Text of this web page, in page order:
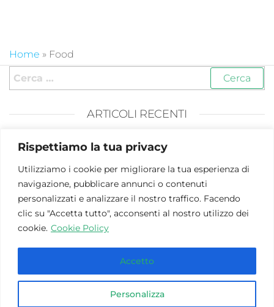
Rispettiamo la tua privacy
Utilizziamo i cookie per migliorare la tua esperienza di
navigazione, pubblicare annunci o contenuti
personalizzati e analizzare il nostro traffico. Facendo
clic su "Accetta tutto", acconsenti al nostro utilizzo dei
cookie. Cookie Policy
Personalizza
Accetto
Home » Food
ARTICOLI RECENTI
Graduatorie ATA: imminente l’aggiornamento 2026
evoluzione
Open Day – Webinar di presentazione dei Corsi di
Laurea Unimarconi
Green jobs: boom di richieste a Roma e nel Lazio
COMMENTI RECENTI